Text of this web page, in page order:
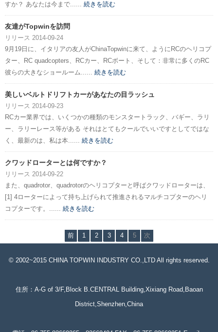
すか？ あなたは今まで...... 続きを読む
友達がTopwinを訪問
リリース 2014-09-24
9月19日に、イタリアの友人がChinaTopwinに来て、ようにRCのヘリコプ
ター、RC quadcopters、RCカー、RCボート、そして：非常に多くのRC
彼らの大きなショールーム...... 続きを読む
美しいベルトドリフトカーがあなたの目ラッシュ
リリース 2014-09-23
RCカー業界では、いくつかの種類のモンスタートラック、バギー、ラリ
ー、ラリーレース等がある それはとてもクールでいいですとしてではな
く、最新のは、私は本...... 続きを読む
クワッドローターとは何ですか？
リリース 2014-09-22
また、quadrotor、quadrotorのヘリ​​コプターと呼ばクワッドローターは、
[1] 4ローターによって持ち上げられて推進されるマルチコプターのヘリ
コプターです。...... 続きを読む
前 1 2 3 4 5 次
© 2002~2015 CHINA TOPWIN INDUSTRY CO.,LTD All rights reserved.
住所：A-G of 3/F,Block B.CENTRAL Building,Xixiang Road,Baoan
District,Shenzhen,China